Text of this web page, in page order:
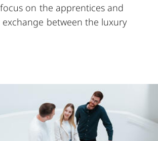
on the apprentices and
between the luxury